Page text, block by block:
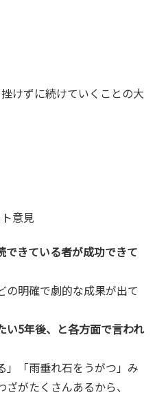
けずに続けていくことの大
意見
できている者が成功できて
の明確で劇的な成果が出て
い5年後、と各方面で言われ
」「雨垂れ石をうがつ」み
がたくさんあるから、